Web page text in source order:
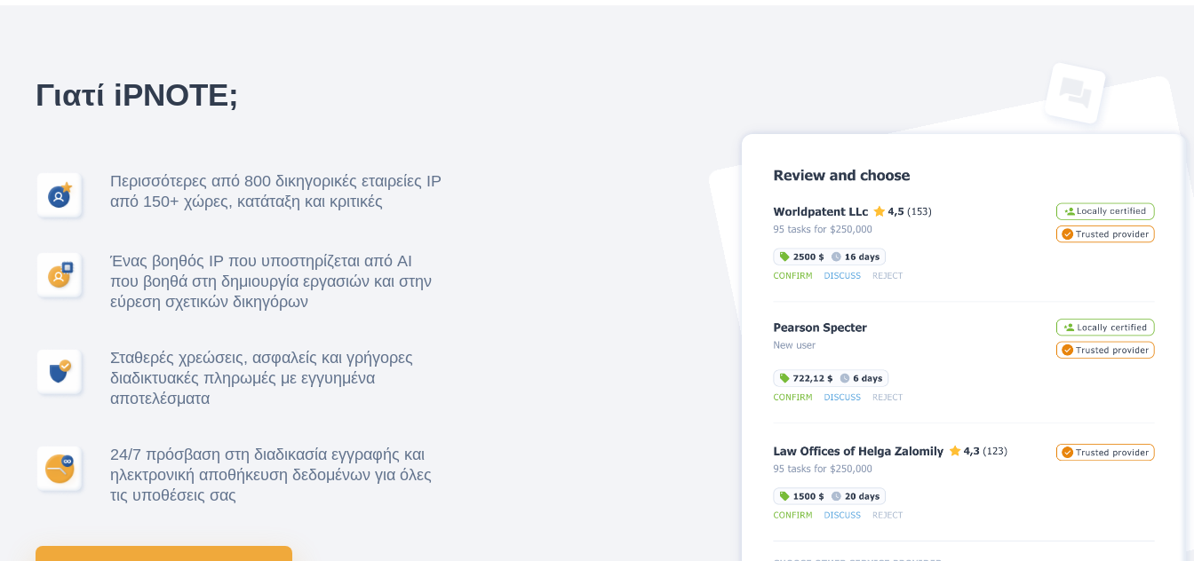
Γιατί iPNOTE;
Περισσότερες από 800 δικηγορικές εταιρείες IP
από 150+ χώρες, κατάταξη και κριτικές
Ένας βοηθός IP που υποστηρίζεται από AI
που βοηθά στη δημιουργία εργασιών και στην
εύρεση σχετικών δικηγόρων
Σταθερές χρεώσεις, ασφαλείς και γρήγορες
διαδικτυακές πληρωμές με εγγυημένα
αποτελέσματα
24/7 πρόσβαση στη διαδικασία εγγραφής και
ηλεκτρονική αποθήκευση δεδομένων για όλες
τις υποθέσεις σας